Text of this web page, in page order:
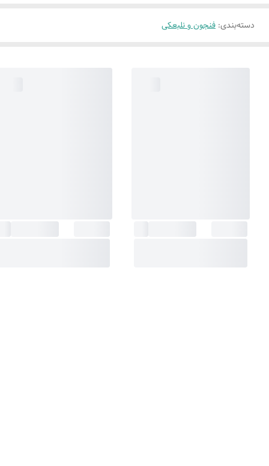
دسته‌بندی: فنجون و نلبعکی